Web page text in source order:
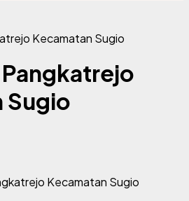
Kecamatan Sugio
Sugio